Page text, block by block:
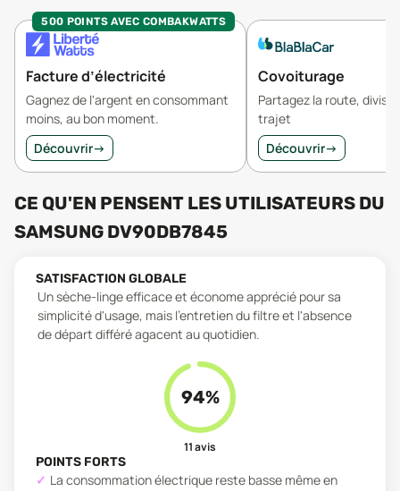
500 POINTS AVEC COMBAKWATTS
Facture d’électricité
Gagnez de l'argent en consommant
moins, au bon moment.
Découvrir→
Covoiturage
Partagez la route,
trajet
Découvrir→
CE QU'EN PENSENT LES UTILISATEURS DU
SAMSUNG DV90DB7845
SATISFACTION GLOBALE
Un sèche-linge efficace et économe apprécié pour sa
simplicité d'usage, mais l'entretien du filtre et l'absence
de départ différé agacent au quotidien.
94%
11avis
POINTS FORTS
La consommation électrique reste basse même en